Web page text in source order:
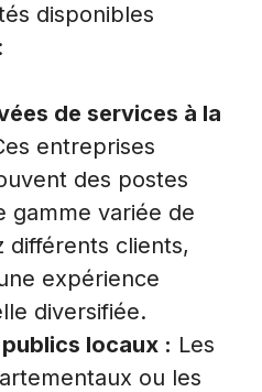
disponibles
de services à la
entreprises
des postes
gamme variée de
différents clients,
expérience
diversifiée.
locaux : Les
ou les